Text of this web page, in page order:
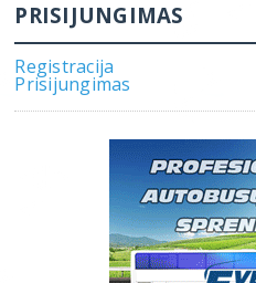
PRISIJUNGIMAS
Registracija
Prisijungimas